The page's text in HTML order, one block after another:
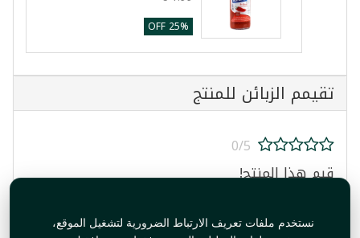
نستخدم ملفات تعريف الارتباط الضرورية لتشغيل الموقع،
25% OFF
تقيمم الزبائن للمنتج
0/5
قيم هذا المنتج!